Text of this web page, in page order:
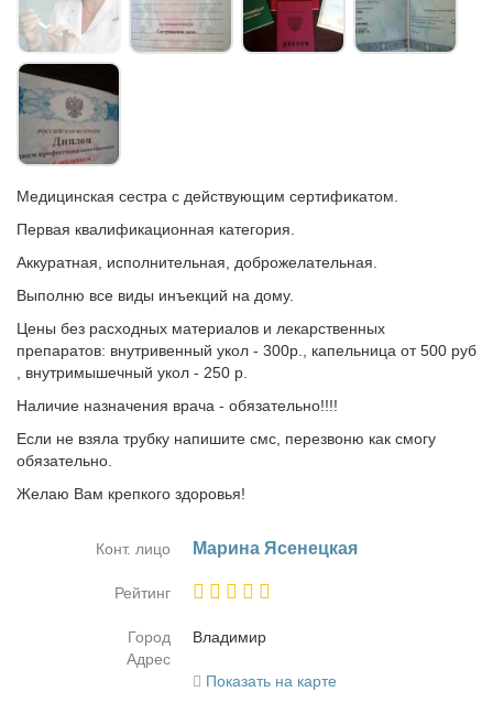
Медицинская сестра с действующим сертификатом.
Первая квалификационная категория.
Аккуратная, исполнительная, доброжелательная.
Выполню все виды инъекций на дому.
Цены без расходных материалов и лекарственных
препаратов: внутривенный укол - 300р., капельница от 500 руб
, внутримышечный укол - 250 р.
Наличие назначения врача - обязательно!!!!
Если не взяла трубку напишите смс, перезвоню как смогу
обязательно.
Желаю Вам крепкого здоровья!
Конт. лицо Ма­ри­на Ясе­нец­кая
Рейтинг
Город
Вла­ди­мир
Адрес
Показать на карте